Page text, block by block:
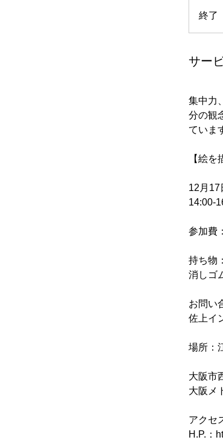
終了
サー
集中力
分の観
ていま
【絵
12月17
14:00-
参加費
持ち物
消しゴ
お問い
佐上イ
場所：
大阪市
大阪メ
アクセ
H.P.：